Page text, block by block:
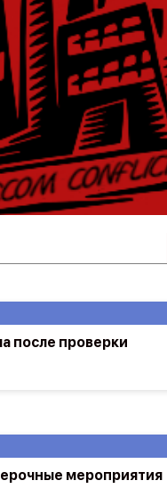
мероприятия
после проверки